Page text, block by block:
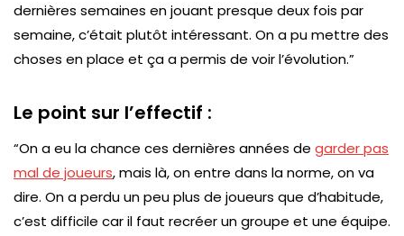
dernières semaines en jouant presque deux fois par
semaine, c’était plutôt intéressant. On a pu mettre des
choses en place et ça a permis de voir l’évolution.”
Le point sur l’effectif :
“On a eu la chance ces dernières années de garder pas
mal de joueurs, mais là, on entre dans la norme, on va
dire. On a perdu un peu plus de joueurs que d’habitude,
c’est difficile car il faut recréer un groupe et une équipe.